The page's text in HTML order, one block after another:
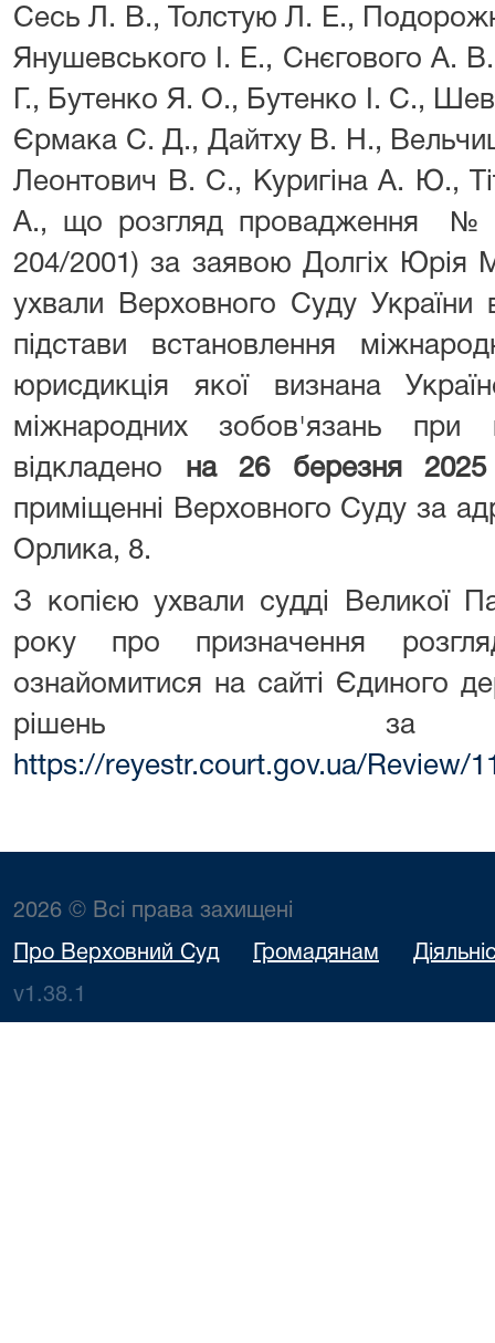
Сесь Л. В., Толстую Л. Е.,
Янушевського І. Е., Снєгового А.
Г., Бутенко Я. О., Бутенко І. С.,
Єрмака С. Д., Дайтху В. Н.,
Леонтович В. С., Куригіна А. Ю.,
А., що розгляд провадження №
204/2001) за заявою Долгіх Юрія
ухвали Верховного Суду
підстави встановлення
юрисдикція якої визнана
міжнародних зобов'язань при
відкладено на 26 березня
приміщенні Верховного Суду за
Орлика, 8.
З копією ухвали судді Великої
року про призначення
ознайомитися на сайті Єдиного
рішень за
https://reyestr.court.gov.ua/Review/
2026 © Всі права захищені
Про Верховний Суд Громадянам
v1.38.1